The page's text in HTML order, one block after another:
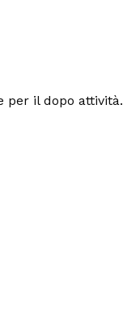
per il dopo attività.